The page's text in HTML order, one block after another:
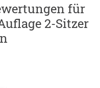
für
2-Sitzer